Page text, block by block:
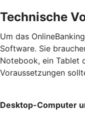
Technische
Um das
Software. Sie
Notebook, ein Tablet
Voraussetzungen
Desktop-Computer